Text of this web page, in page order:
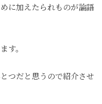
に加えたられものが論語
す。
つだと思うので紹介させ